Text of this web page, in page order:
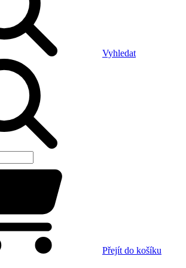
Vyhledat
Přejít do košíku